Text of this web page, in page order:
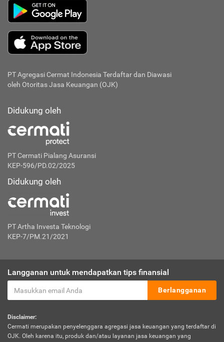
PT Agregasi Cermat Indonesia Terdaftar dan Diawasi
oleh Otoritas Jasa Keuangan (OJK)
Didukung oleh
PT Cermati Pialang Asuransi
KEP-596/PD.02/2025
Didukung oleh
PT Artha Investa Teknologi
KEP-7/PM.21/2021
Langganan untuk mendapatkan tips finansial
Berlangganan
Disclaimer:
Cermati merupakan penyelenggara agregasi jasa keuangan yang terdaftar di
OJK. Oleh karena itu, produk dan/atau layanan jasa keuangan yang